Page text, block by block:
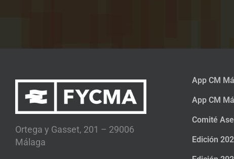
Ortega y Gasset, 201 – 29006
Málaga
App CM
App CM
Comité
Edición